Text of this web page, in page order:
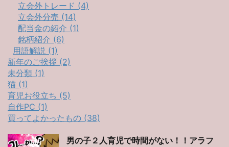
立会外トレード (4)
立会外分売 (14)
配当金の紹介 (1)
銘柄紹介 (6)
用語解説 (1)
新年のご挨拶 (2)
未分類 (1)
猫 (1)
育児お役立ち (5)
自作PC (1)
買ってよかったもの (38)
男の子２人育児で時間がない！！アラフ